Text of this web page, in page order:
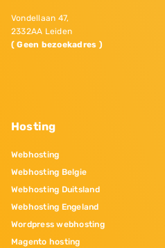
Vondellaan 47,
2332AA Leiden
( Geen bezoekadres )
Hosting
Webhosting
Webhosting Belgie
Webhosting Duitsland
Webhosting Engeland
Wordpress webhosting
Magento hosting